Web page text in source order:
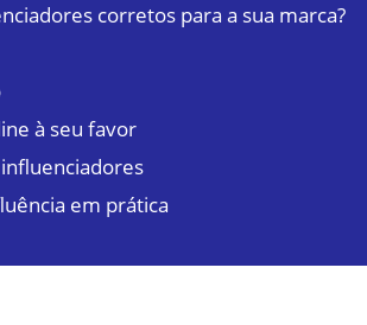
corretos para a sua marca?
à seu favor
em prática